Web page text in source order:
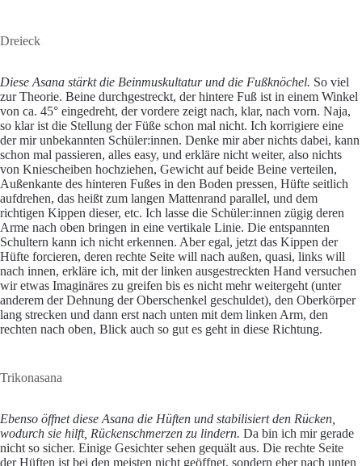
Dreieck
Diese Asana stärkt die Beinmuskultatur und die Fußknöchel. So viel
zur Theorie. Beine durchgestreckt, der hintere Fuß ist in einem Winkel
von ca. 45° eingedreht, der vordere zeigt nach, klar, nach vorn. Naja,
so klar ist die Stellung der Füße schon mal nicht. Ich korrigiere eine
der mir unbekannten Schüler:innen. Denke mir aber nichts dabei, kann
schon mal passieren, alles easy, und erkläre nicht weiter, also nichts
von Kniescheiben hochziehen, Gewicht auf beide Beine verteilen,
Außenkante des hinteren Fußes in den Boden pressen, Hüfte seitlich
aufdrehen, das heißt zum langen Mattenrand parallel, und dem
richtigen Kippen dieser, etc. Ich lasse die Schüler:innen zügig deren
Arme nach oben bringen in eine vertikale Linie. Die entspannten
Schultern kann ich nicht erkennen. Aber egal, jetzt das Kippen der
Hüfte forcieren, deren rechte Seite will nach außen, quasi, links will
nach innen, erkläre ich, mit der linken ausgestreckten Hand versuchen
wir etwas Imaginäres zu greifen bis es nicht mehr weitergeht (unter
anderem der Dehnung der Oberschenkel geschuldet), den Oberkörper
lang strecken und dann erst nach unten mit dem linken Arm, den
rechten nach oben, Blick auch so gut es geht in diese Richtung.
Trikonasana
Ebenso öffnet diese Asana die Hüften und stabilisiert den Rücken,
wodurch sie hilft, Rückenschmerzen zu lindern. Da bin ich mir gerade
nicht so sicher. Einige Gesichter sehen gequält aus. Die rechte Seite
der Hüften ist bei den meisten nicht geöffnet, sondern eher nach unten